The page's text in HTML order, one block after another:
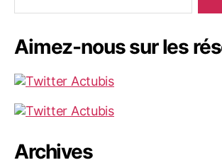
Aimez-nous sur les
Archives